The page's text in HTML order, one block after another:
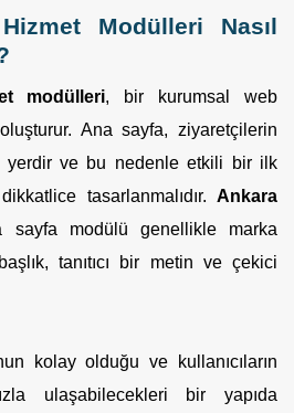
Modülleri Nasıl
modülleri, bir kurumsal web
Ana sayfa, ziyaretçilerin
yerdir ve bu nedenle etkili bir ilk
tasarlanmalıdır. Ankara
sayfa modülü genellikle marka
tanıtıcı bir metin ve çekici
kolay olduğu ve kullanıcıların
ulaşabilecekleri bir yapıda